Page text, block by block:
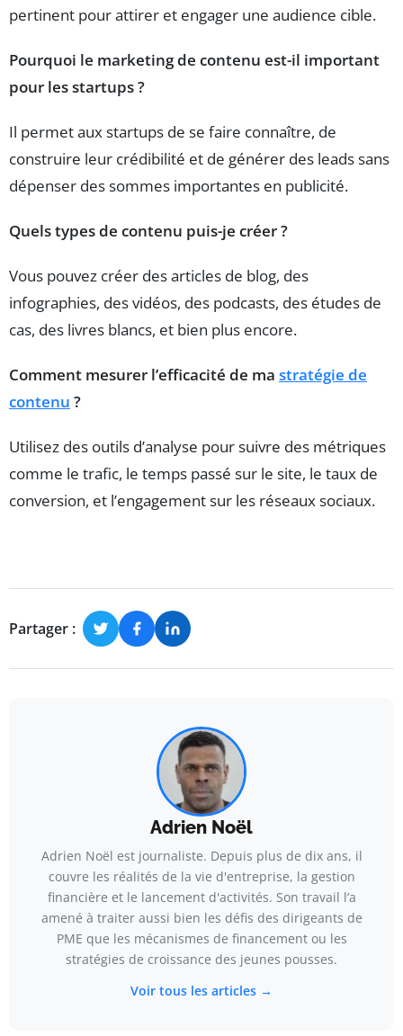
pertinent pour attirer et engager une audience cible.
Pourquoi le marketing de contenu est-il important
pour les startups ?
Il permet aux startups de se faire connaître, de
construire leur crédibilité et de générer des leads sans
dépenser des sommes importantes en publicité.
Quels types de contenu puis-je créer ?
Vous pouvez créer des articles de blog, des
infographies, des vidéos, des podcasts, des études de
cas, des livres blancs, et bien plus encore.
Comment mesurer l’efficacité de ma stratégie de
contenu ?
Utilisez des outils d’analyse pour suivre des métriques
comme le trafic, le temps passé sur le site, le taux de
conversion, et l’engagement sur les réseaux sociaux.
Partager :
Adrien Noël
Adrien Noël est journaliste. Depuis plus de dix ans, il
couvre les réalités de la vie d'entreprise, la gestion
financière et le lancement d'activités. Son travail l’a
amené à traiter aussi bien les défis des dirigeants de
PME que les mécanismes de financement ou les
stratégies de croissance des jeunes pousses.
Voir tous les articles →